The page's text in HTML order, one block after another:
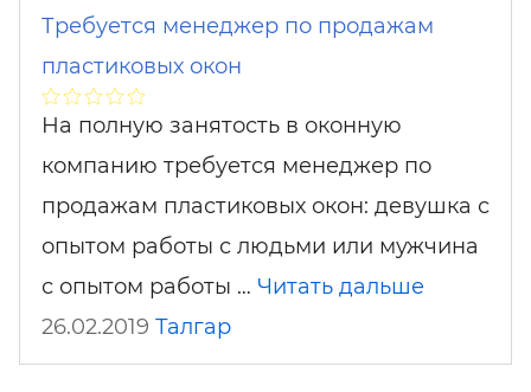
Требуется менеджер по продажам
пластиковых окон
На полную занятость в оконную
компанию требуется менеджер по
продажам пластиковых окон: девушка с
опытом работы с людьми или мужчина
с опытом работы … Читать дальше
26.02.2019 Талгар